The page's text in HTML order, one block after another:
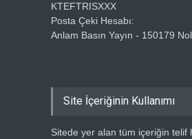
KTEFTRISXXX
Posta Çeki Hesabı:
Anlam Basın Yayın - 150179
Site İçeriğinin Kullanımı
Sitede yer alan tüm içeriğin telif